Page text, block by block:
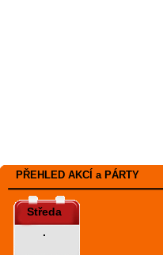
PŘEHLED AKCÍ a PÁRTY
Středa
.